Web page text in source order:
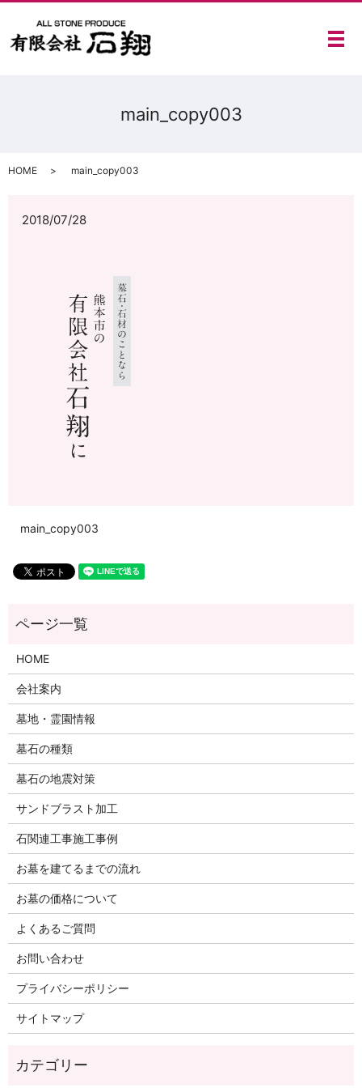
メ
main_copy003
HOME main_copy003
2018/07/28
main_copy003
HOME
会社案内
墓地・霊園情報
墓石の種類
墓石の地震対策
サンドブラスト加工
石関連工事施工事例
お墓を建てるまでの流れ
お墓の価格について
よくあるご質問
お問い合わせ
プライバシーポリシー
サイトマップ